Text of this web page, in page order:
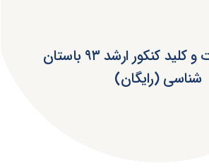
دانلود سوالات و کلید کنکور ارشد ۹۳ باستان
شناسی (رایگان)